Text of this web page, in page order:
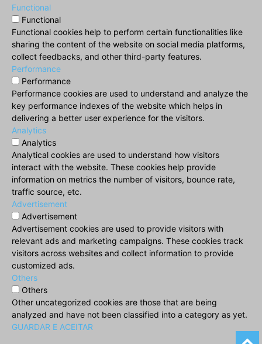
Functional
Functional
Functional cookies help to perform certain functionalities like
sharing the content of the website on social media platforms,
collect feedbacks, and other third-party features.
Performance
Performance
Performance cookies are used to understand and analyze the
key performance indexes of the website which helps in
delivering a better user experience for the visitors.
Analytics
Analytics
Analytical cookies are used to understand how visitors
interact with the website. These cookies help provide
information on metrics the number of visitors, bounce rate,
traffic source, etc.
Advertisement
Advertisement
Advertisement cookies are used to provide visitors with
relevant ads and marketing campaigns. These cookies track
visitors across websites and collect information to provide
customized ads.
Others
Others
Other uncategorized cookies are those that are being
analyzed and have not been classified into a category as yet.
GUARDAR E ACEITAR